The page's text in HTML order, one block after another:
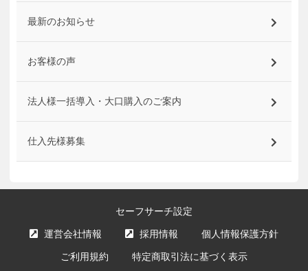
最新のお知らせ
お客様の声
法人様一括導入・大口購入のご案内
仕入先様募集
セーフサーチ設定
運営会社情報 採用情報 個人情報保護方針
ご利用規約 特定商取引法に基づく表示